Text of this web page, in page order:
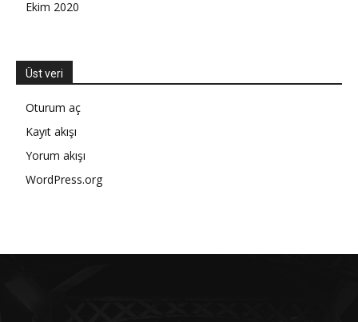
Ekim 2020
Üst veri
Oturum aç
Kayıt akışı
Yorum akışı
WordPress.org